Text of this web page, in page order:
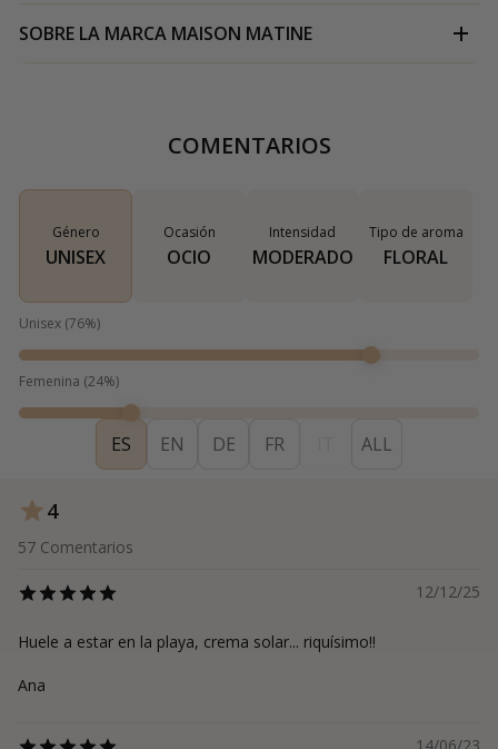
SOBRE LA MARCA MAISON MATINE
COMENTARIOS
Género
UNISEX
Ocasión
OCIO
Intensidad
MODERADO
Tipo de aroma
FLORAL
Unisex (76%)
Femenina (24%)
ES EN DE FR ALL
4
57 Comentarios
12/12/25
Huele a estar en la playa, crema solar... riquísimo!!
Ana